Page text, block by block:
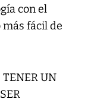
con el
fácil de
TENER UN